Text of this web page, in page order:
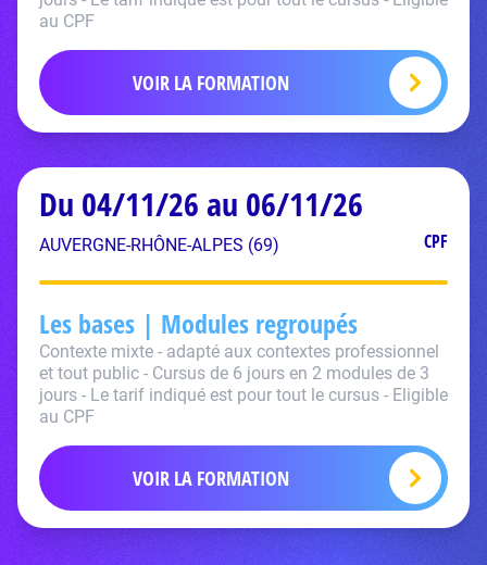
au CPF
VOIR LA FORMATION
Du 04/11/26 au 06/11/26
AUVERGNE-RHÔNE-ALPES (69) CPF
Les bases | Modules regroupés
Contexte mixte - adapté aux contextes professionnel
et tout public - Cursus de 6 jours en 2 modules de 3
jours - Le tarif indiqué est pour tout le cursus - Eligible
au CPF
VOIR LA FORMATION